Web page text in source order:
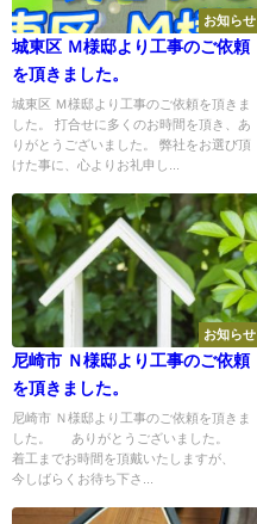
お知らせ
城東区 Ｍ様邸より工事のご依頼
を頂きました。
城東区 Ｍ様邸より工事のご依頼を頂きま
した。 打合せに多くのお時間を頂き、あ
りがとうございました。 弊社をお選び頂
けた事に、心よりお礼申し...
お知らせ
尼崎市 Ｎ様邸より工事のご依頼
を頂きました。
尼崎市 Ｎ様邸より工事のご依頼を頂きま
した。 ありがとうございました。
着工までお時間を頂戴いたしますが、
今しばらくお待ち下さ...